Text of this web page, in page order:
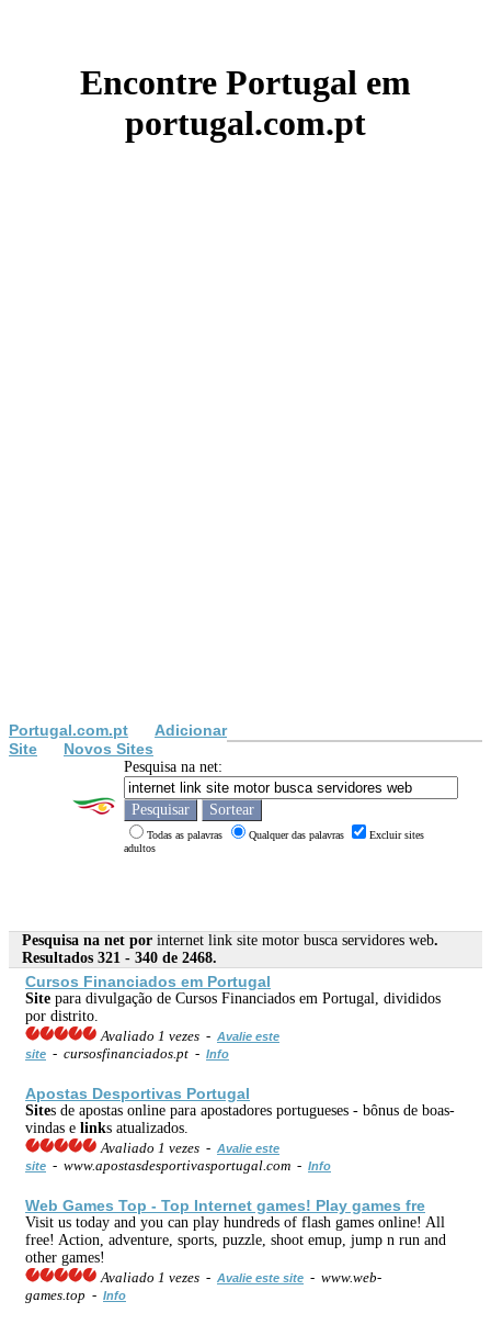
Encontre Portugal em
portugal.com.pt
Portugal.com.pt
Adicionar
Site
Novos Sites
Pesquisa na net:
Todas as palavras Qualquer das palavras
Excluir sites
adultos
Pesquisa na net por internet link site motor busca servidores web.
Resultados 321 - 340 de 2468.
Cursos Financiados em Portugal
Site para divulgação de Cursos Financiados em Portugal, divididos
por distrito.
Avaliado 1 vezes - Avalie este
site - cursosfinanciados.pt - Info
Apostas Desportivas Portugal
Sites de apostas online para apostadores portugueses - bônus de boas-
vindas e links atualizados.
Avaliado 1 vezes - Avalie este
site - www.apostasdesportivasportugal.com - Info
Web Games Top - Top Internet games! Play games fre
Visit us today and you can play hundreds of flash games online! All
free! Action, adventure, sports, puzzle, shoot emup, jump n run and
other games!
Avaliado 1 vezes - Avalie este site - www.web-
games.top - Info